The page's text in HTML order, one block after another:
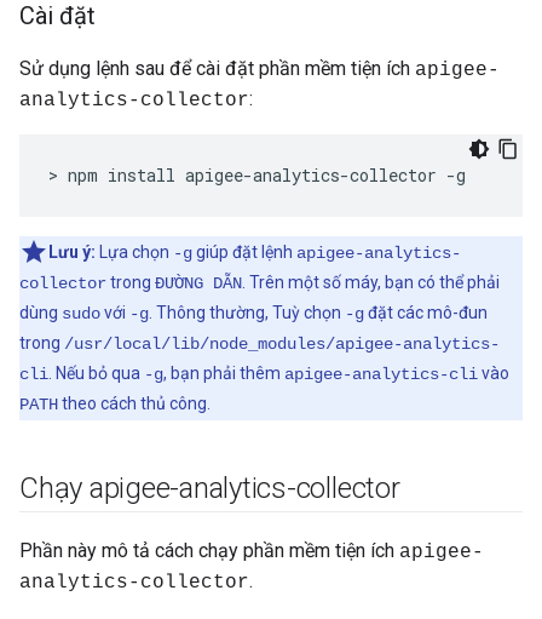
Cài đặt
Sử dụng lệnh sau để cài đặt phần mềm tiện ích apigee-
analytics-collector:
> npm install apigee-analytics-collector -g
Lưu ý: Lựa chọn -ggiúp đặt lệnh apigee-analytics-
collector trong ĐƯỜNG DẪN . Trên một số máy, bạn có thể phải
dùng sudovới -g . Thông thường, Tuỳ chọn -gđặt các mô-đun
trong /usr/local/lib/node_modules/apigee-analytics-
cli . Nếu bỏ qua -g, bạn phải thêm apigee-analytics-clivào
PATHtheo cách thủ công.
Chạy apigee-analytics-collector
Phần này mô tả cách chạy phần mềm tiện ích apigee-
analytics-collector.